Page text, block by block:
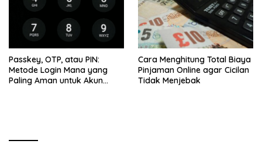
Passkey, OTP, atau PIN:
Metode Login Mana yang
Paling Aman untuk Akun
Cara Menghitung Total Biaya
Pinjaman Online agar Cicilan
Tidak Menjebak